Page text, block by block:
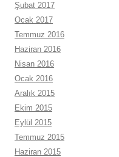
Şubat 2017
Ocak 2017
Temmuz 2016
Haziran 2016
Nisan 2016
Ocak 2016
Aralık 2015
Ekim 2015
Eylül 2015
Temmuz 2015
Haziran 2015